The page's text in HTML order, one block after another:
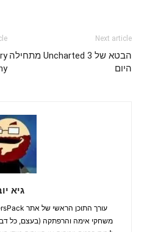
Next article
הבטא של Uncharted 3 מתחילה
היום
גיא
משחקי אימה והרפתקה (בעצם, כל